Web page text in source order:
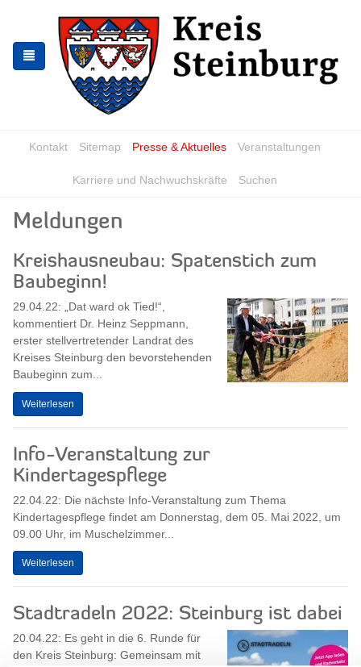
springen
springen
Kontakt Sitemap Presse & Aktuelles Veranstaltungen
Karriere und Nachwuchskräfte Suchen
Meldungen
Kreishausneubau: Spatenstich zum
Baubeginn!
29.04.22: „Dat ward ok Tied!“,
kommentiert Dr. Heinz Seppmann,
erster stellvertretender Landrat des
Kreises Steinburg den bevorstehenden
Baubeginn zum...
Weiterlesen
Info-Veranstaltung zur
Kindertagespflege
22.04.22: Die nächste Info-Veranstaltung zum Thema
Kindertagespflege findet am Donnerstag, dem 05. Mai 2022, um
09.00 Uhr, im Muschelzimmer...
Weiterlesen
Stadtradeln 2022: Steinburg ist dabei
20.04.22: Es geht in die 6. Runde für
den Kreis Steinburg: Gemeinsam mit